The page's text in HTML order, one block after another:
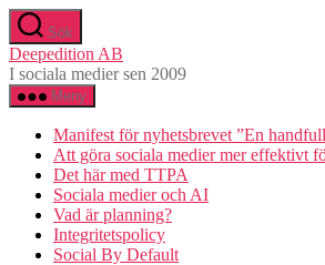
Hoppa
till
innehåll
Sök
Deepedition AB
I sociala medier sen 2009
Meny
Manifest för nyhetsbrevet ”En
Att göra sociala medier mer effektivt
Det här med TTPA
Sociala medier och AI
Vad är planning?
Integritetspolicy
Social By Default